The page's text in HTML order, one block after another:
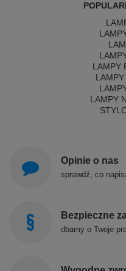
LAMPY
LAMPY
Opinie o nas
sprawdź, co
Bezpieczne
dbamy o Twoje